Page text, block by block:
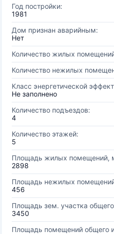
Год постройки:
1981
Дом признан аварийным:
Нет
Количество жилых
Количество нежилых
Класс энергетической
Не заполнено
Количество подъездов:
4
Количество этажей:
5
Площадь жилых помещений,
2898
Площадь нежилых
456
Площадь зем. участка
3450
Площадь помещений общего